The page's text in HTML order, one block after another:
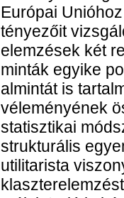
Európai
tényezőit
elemzések két
minták egyike
almintát is
véleményének
statisztikai
strukturális
utilitarista